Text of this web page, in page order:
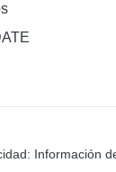
Información